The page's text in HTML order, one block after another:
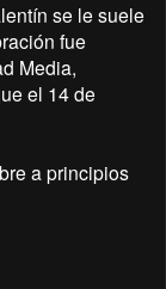
se le suele
fue
Media,
el 14 de
a principios